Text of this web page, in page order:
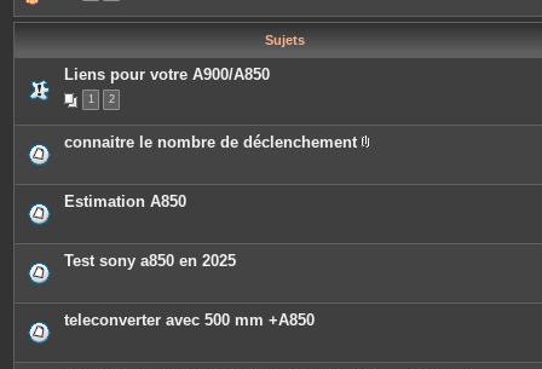
n
Sujets
Liens pour votre A900/A850
1 2
connaitre le nombre de déclenchement
è
j
t
Estimation A850
Test sony a850 en 2025
teleconverter avec 500 mm +A850